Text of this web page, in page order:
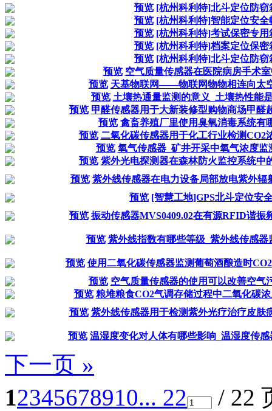
预览 [杭州科利特]北斗定位防窃
预览 [杭州科利特]智能定位安全
预览 [杭州科利特]考试保密专用
预览 [杭州科利特]档案定位保密
预览 [杭州科利特]北斗定位防窃
预览 空气质量传感器在医院病房手术
预览 天基物联网——物联网物物相连向太
预览 土壤热通量监测的意义_土壤热性能
预览 甲醛传感器用于大新装修型购物商场甲醛
预览 禽畜养殖厂里使用臭氧消毒系统有
预览 二氧化碳传感器用于化工行业检测CO2
预览 氧气传感器_矿井开采中氧气浓度监
预览 紫外光电探测器在森林防火监控系统中
预览 紫外线传感器在电力设备局部放电紫外辐
预览 [智慧工地]GPS北斗定位安
预览 振动传感器MVS0409.02在有源RFID谐振
预览 紫外线指数有哪些等级_紫外线传感器
预览 使用二氧化碳传感器监测葡萄酒酿造时
预览 空气质量传感器的使用可以改善空气
预览 粮堆粮食CO2气调存储过程中二氧化碳
预览 紫外线传感器用于检测紫外光疗治疗皮肤
预览 温湿度变化对人体有哪些影响_温湿度传
下一页 »
12345678910... 22 / 22